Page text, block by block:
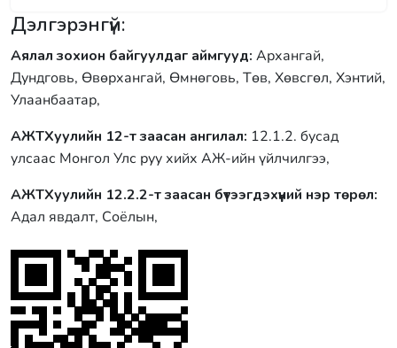
Дэлгэрэнгүй:
Аялал зохион байгуулдаг аймгууд: Архангай,
Дундговь, Өвөрхангай, Өмнөговь, Төв, Хөвсгөл, Хэнтий,
Улаанбаатар,
АЖТХуулийн 12-т заасан ангилал: 12.1.2. бусад
улсаас Монгол Улс руу хийх АЖ-ийн үйлчилгээ,
АЖТХуулийн 12.2.2-т заасан бүтээгдэхүүний нэр төрөл:
Адал явдалт, Соёлын,